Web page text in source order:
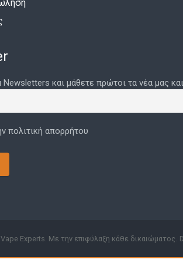
Newsletters και μάθετε πρώτοι τα νέα μας
πολιτική απορρήτου
Experts. Με την επιφύλαξη κάθε δικαιώματος.